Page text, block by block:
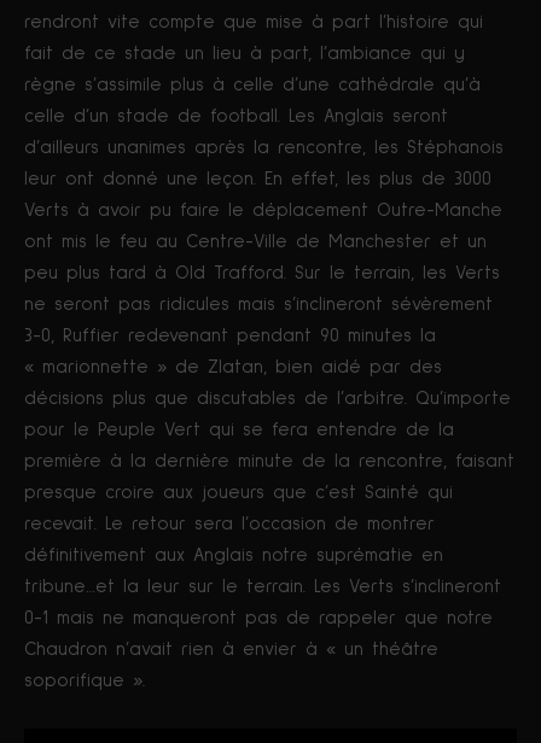
rendront vite compte que mise à part l’histoire qui
fait de ce stade un lieu à part, l’ambiance qui y
règne s’assimile plus à celle d’une cathédrale qu’à
celle d’un stade de football. Les Anglais seront
d’ailleurs unanimes après la rencontre, les Stéphanois
leur ont donné une leçon. En effet, les plus de 3000
Verts à avoir pu faire le déplacement Outre-Manche
ont mis le feu au Centre-Ville de Manchester et un
peu plus tard à Old Trafford. Sur le terrain, les Verts
ne seront pas ridicules mais s’inclineront sévèrement
3-0, Ruffier redevenant pendant 90 minutes la
« marionnette » de Zlatan, bien aidé par des
décisions plus que discutables de l’arbitre. Qu’importe
pour le Peuple Vert qui se fera entendre de la
première à la dernière minute de la rencontre, faisant
presque croire aux joueurs que c’est Sainté qui
recevait. Le retour sera l’occasion de montrer
définitivement aux Anglais notre suprématie en
tribune…et la leur sur le terrain. Les Verts s’inclineront
0-1 mais ne manqueront pas de rappeler que notre
Chaudron n’avait rien à envier à « un théâtre
soporifique ».